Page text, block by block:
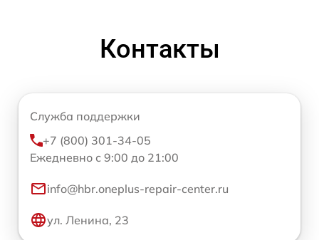
Контакты
Служба поддержки
+7 (800) 301-34-05
Ежедневно с 9:00 до 21:00
info@hbr.oneplus-repair-center.ru
ул. Ленина, 23